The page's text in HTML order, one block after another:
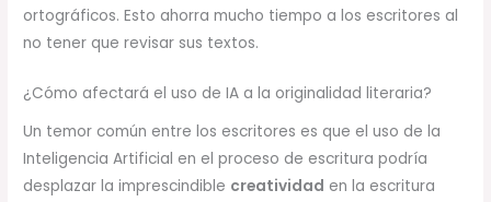
ortográficos. Esto ahorra mucho tiempo a los escritores al
no tener que revisar sus textos.
¿Cómo afectará el uso de IA a la originalidad literaria?
Un temor común entre los escritores es que el uso de la
Inteligencia Artificial en el proceso de escritura podría
desplazar la imprescindible creatividad en la escritura